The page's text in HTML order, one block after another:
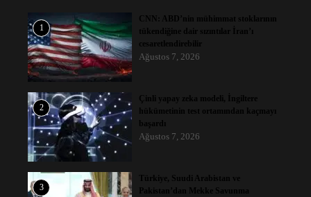
1
CNN: ABD’nin mühimmat stoklarının
tükendiğine dair sızıntılar İran’ı
cesaretlendirebilir
Ağustos 7, 2026
2
Çinli yapay zeka modeli, İngiltere
hükümetinin test ortamından kaçmayı
başardı
Ağustos 7, 2026
3
Türkiye, Suudi Arabistan ve
Pakistan’dan Mekke Savunma